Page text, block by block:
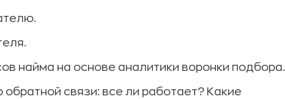
найма на основе аналитики воронки подбора.
связи: все ли работает? Какие